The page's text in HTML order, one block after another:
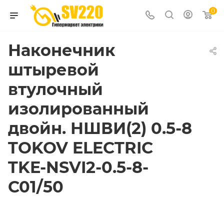
0
Наконечник
штыревой
втулочный
изолированный
двойн. НШВИ(2) 0.5-8
TOKOV ELECTRIC
TKE-NSVI2-0.5-8-
C01/50